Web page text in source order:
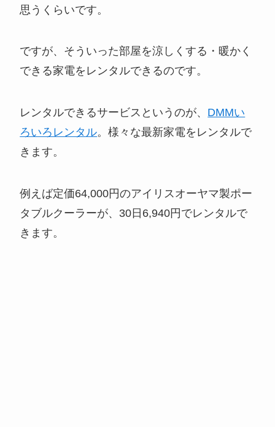
思うくらいです。
ですが、そういった部屋を涼しくする・暖かく
できる家電をレンタルできるのです。
レンタルできるサービスというのが、 DMMい
ろいろレンタル。様々な最新家電をレンタルで
きます。
例えば定価64,000円のアイリスオーヤマ製ポー
タブルクーラーが、30日6,940円でレンタルで
きます。